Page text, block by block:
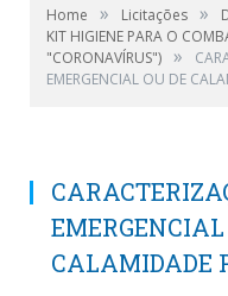
Home » Licitações »
KIT HIGIENE PARA O
"CORONAVÍRUS") »
EMERGENCIAL OU DE
EMERGENCIAL
CALAMIDADE